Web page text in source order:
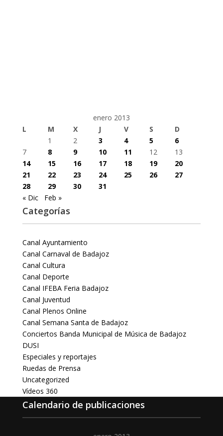
enero 2013
L
M X J V S
D
1
2 3 4 5
6
7
8 9 10 11 12
13
14
15 16 17 18 19
20
21
22 23 24 25 26
27
28
29 30
31
« Dic
Feb »
Categorías
Canal Ayuntamiento
Canal Carnaval de Badajoz
Canal Cultura
Canal Deporte
Canal IFEBA Feria Badajoz
Canal Juventud
Canal Plenos Online
Canal Semana Santa de Badajoz
Conciertos Banda Municipal de Música de Badajoz
DUSI
Especiales y reportajes
Ruedas de Prensa
Uncategorized
Vídeos 360
Calendario de publicaciones